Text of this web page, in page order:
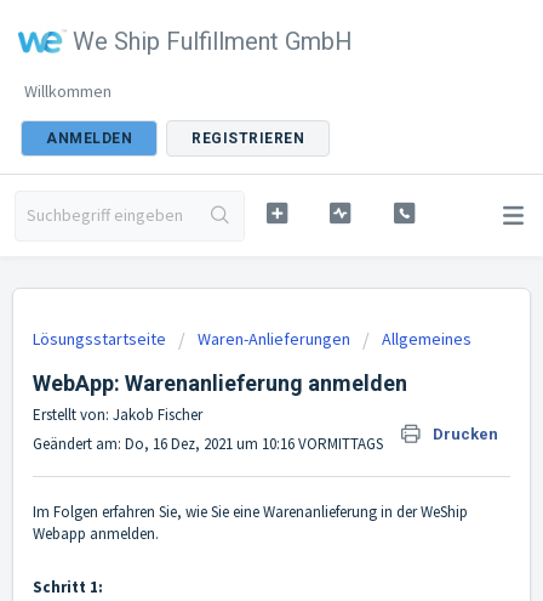
We Ship Fulfillment GmbH
Willkommen
ANMELDEN REGISTRIEREN
Lösungsstartseite Waren-Anlieferungen Allgemeines
WebApp: Warenanlieferung anmelden
Drucken
Erstellt von: Jakob Fischer
Geändert am: Do, 16 Dez, 2021 um 10:16 VORMITTAGS
Im Folgen erfahren Sie, wie Sie eine Warenanlieferung in der WeShip
Webapp anmelden.
Schritt 1: